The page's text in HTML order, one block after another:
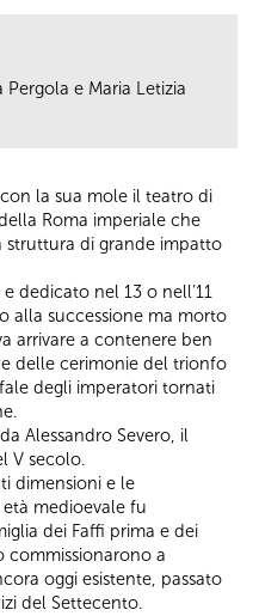
e Maria Letizia
la sua mole il teatro di
Roma imperiale che
struttura di grande impatto
dedicato nel 13 o nell’11
alla successione ma morto
arrivare a contenere ben
delle cerimonie del trionfo
degli imperatori tornati
Alessandro Severo, il
V secolo.
dimensioni e le
medioevale fu
dei Faffi prima e dei
commissionarono a
oggi esistente, passato
del Settecento.